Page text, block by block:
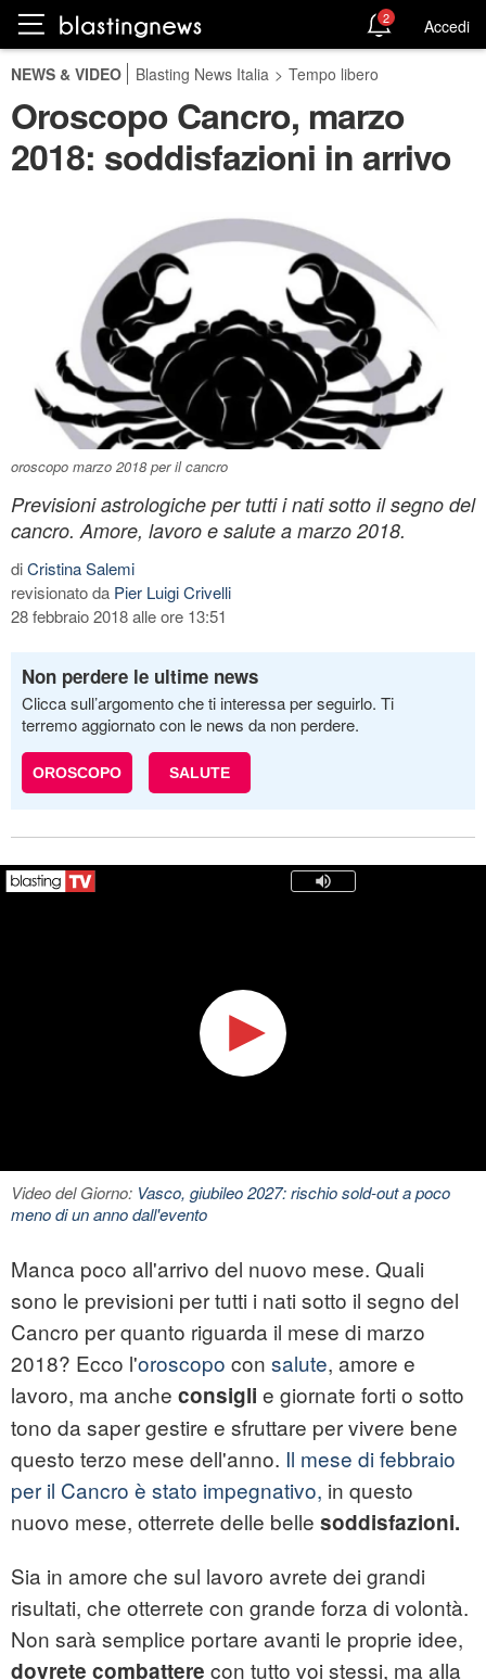
2 Accedi
NEWS & VIDEO Blasting News Italia > Tempo libero
Oroscopo Cancro, marzo
2018: soddisfazioni in arrivo
oroscopo marzo 2018 per il cancro
Previsioni astrologiche per tutti i nati sotto il segno del
cancro. Amore, lavoro e salute a marzo 2018.
diCristina Salemi
revisionato da Pier Luigi Crivelli
28 febbraio 2018 alle ore 13:51
Non perdere le ultime news
Clicca sull’argomento che ti interessa per seguirlo. Ti
terremo aggiornato con le news da non perdere.
OROSCOPO SALUTE
Video del Giorno: Vasco, giubileo 2027: rischio sold-out a poco
meno di un anno dall'evento
Manca poco all'arrivo del nuovo mese. Quali
sono le previsioni per tutti i nati sotto il segno del
Cancro per quanto riguarda il mese di marzo
2018? Ecco l'oroscopo con salute, amore e
lavoro, ma anche consigli e giornate forti o sotto
tono da saper gestire e sfruttare per vivere bene
questo terzo mese dell'anno. Il mese di febbraio
per il Cancro è stato impegnativo, in questo
nuovo mese, otterrete delle belle soddisfazioni.
Sia in amore che sul lavoro avrete dei grandi
risultati, che otterrete con grande forza di volontà.
Non sarà semplice portare avanti le proprie idee,
dovrete combattere con tutto voi stessi, ma alla